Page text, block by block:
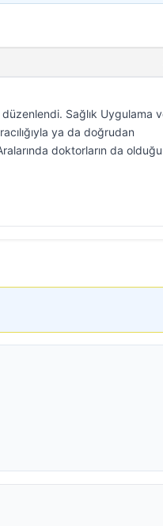
Sağlık Uygulama
ya da doğrudan
doktorların da